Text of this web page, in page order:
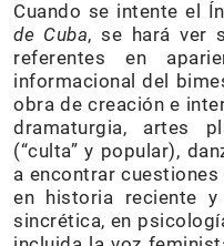
Cuando se intente el
de Cuba, se hará ver
referentes en
informacional del
obra de creación e
dramaturgia, artes
(“culta” y popular),
a encontrar
en historia reciente y
sincrética, en